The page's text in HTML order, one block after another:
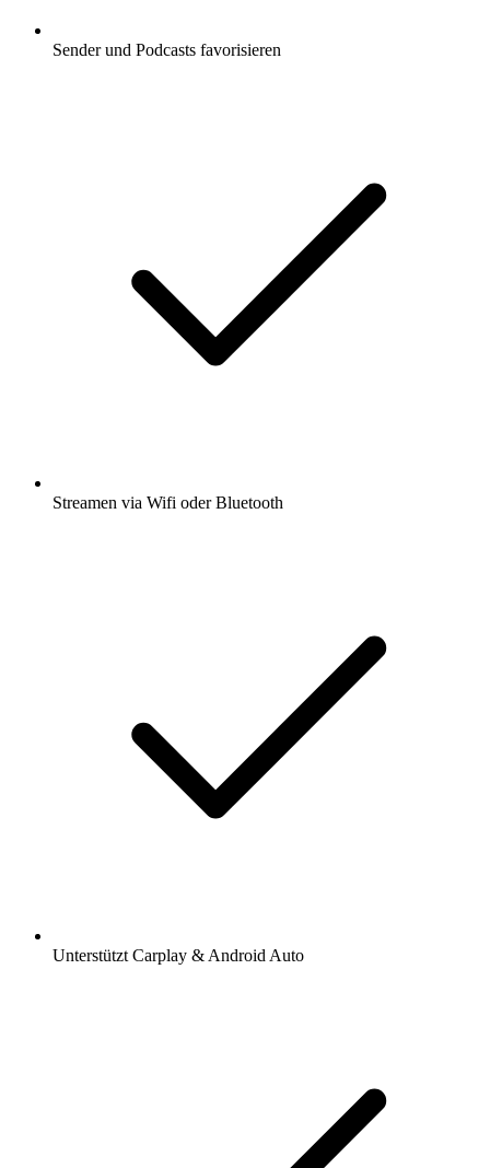
Sender und Podcasts favorisieren
Streamen via Wifi oder Bluetooth
Unterstützt Carplay & Android Auto